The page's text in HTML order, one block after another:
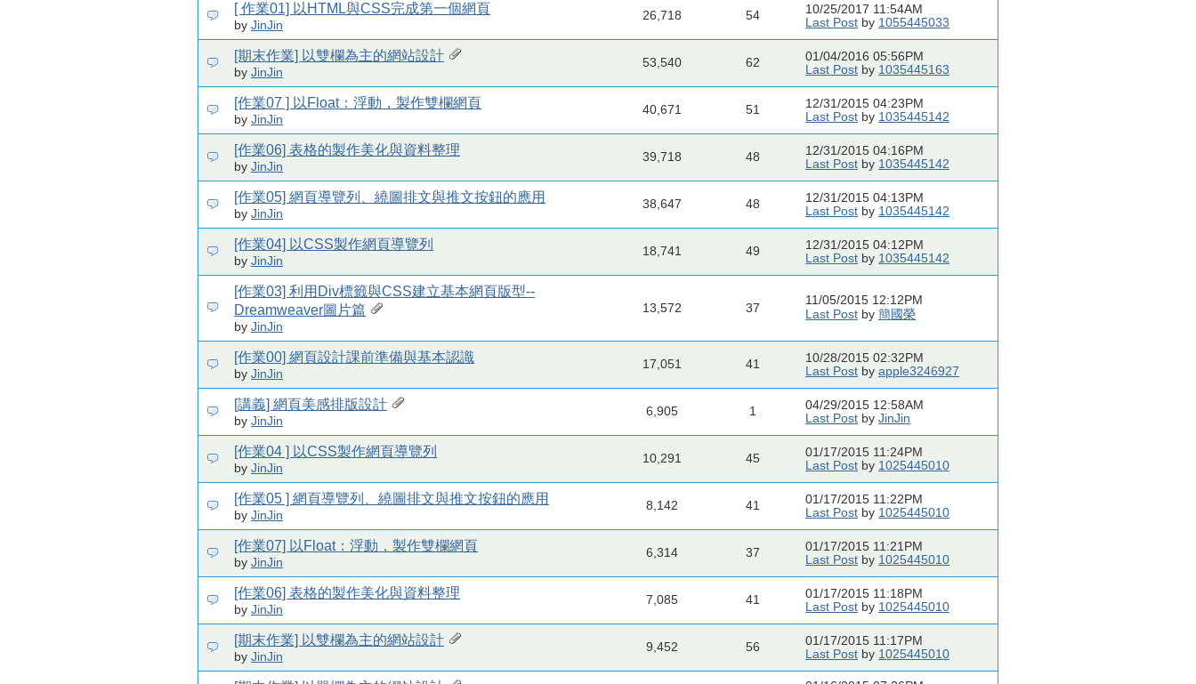
[ 作業01] 以HTML與CSS完成第一個網頁
by JinJin
26,718 54
10/25/2017 11:54AM
Last Post by 1055445033
[期末作業] 以雙欄為主的網站設計
by JinJin
53,540 62
01/04/2016 05:56PM
Last Post by 1035445163
[作業07 ] 以Float：浮動，製作雙欄網頁
by JinJin
40,671 51
12/31/2015 04:23PM
Last Post by 1035445142
[作業06] 表格的製作美化與資料整理
by JinJin
39,718 48
12/31/2015 04:16PM
Last Post by 1035445142
[作業05] 網頁導覽列、繞圖排文與推文按鈕的應用
by JinJin
38,647 48
12/31/2015 04:13PM
Last Post by 1035445142
[作業04] 以CSS製作網頁導覽列
by JinJin
18,741 49
12/31/2015 04:12PM
Last Post by 1035445142
[作業03] 利用Div標籤與CSS建立基本網頁版型--
Dreamweaver圖片篇
by JinJin
13,572 37
11/05/2015 12:12PM
Last Post by 簡國榮
[作業00] 網頁設計課前準備與基本認識
by JinJin
17,051 41
10/28/2015 02:32PM
Last Post by apple3246927
[講義] 網頁美感排版設計
by JinJin
6,905 1
04/29/2015 12:58AM
Last Post by JinJin
[作業04 ] 以CSS製作網頁導覽列
by JinJin
10,291 45
01/17/2015 11:24PM
Last Post by 1025445010
[作業05 ] 網頁導覽列、繞圖排文與推文按鈕的應用
by JinJin
8,142 41
01/17/2015 11:22PM
Last Post by 1025445010
[作業07] 以Float：浮動，製作雙欄網頁
by JinJin
6,314 37
01/17/2015 11:21PM
Last Post by 1025445010
[作業06] 表格的製作美化與資料整理
by JinJin
7,085 41
01/17/2015 11:18PM
Last Post by 1025445010
[期末作業] 以雙欄為主的網站設計
by JinJin
9,452 56
01/17/2015 11:17PM
Last Post by 1025445010